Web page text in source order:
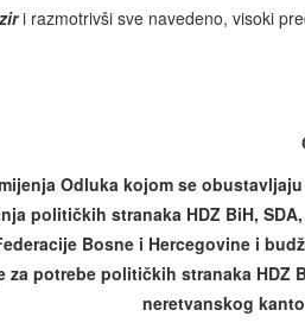
i razmotrivši sve navedeno, visoki
Odluka kojom se
političkih stranaka HDZ BiH,
Bosne i Hercegovine i
za potrebe političkih stranaka HDZ
neretvanskog